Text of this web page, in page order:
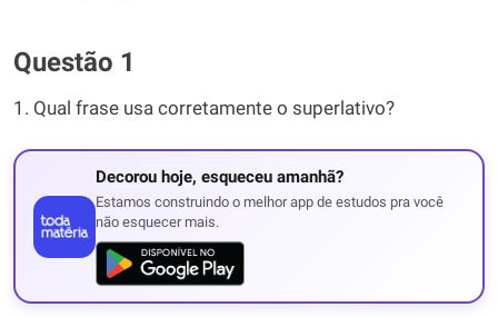
Questão 1
1. Qual frase usa corretamente o superlativo?
Decorou hoje, esqueceu amanhã?
Estamos construindo o melhor app de estudos pra você
não esquecer mais.